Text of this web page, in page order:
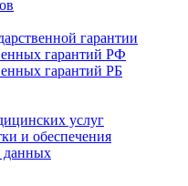
гарантии
гарантий РФ
гарантий РБ
услуг
и обеспечения
данных